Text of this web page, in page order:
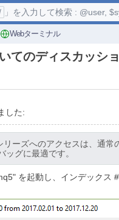
Webターミナル
」を入力して検索 : @user,
てのディスカッシ
した:
ーズへのアクセスは、通
グに最適です。
を起動し、インデックス